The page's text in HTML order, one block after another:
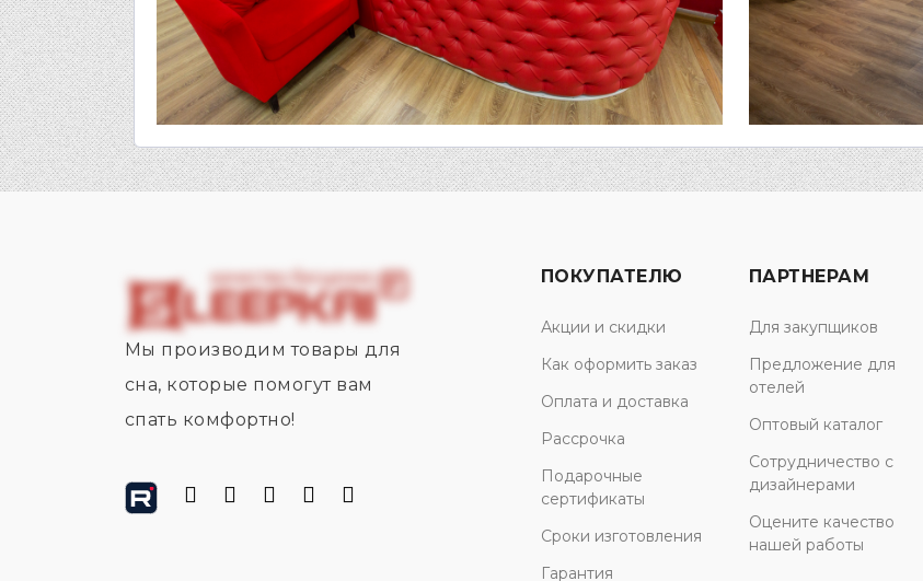
Мы производим товары для
сна, которые помогут вам
спать комфортно!
ПОКУПАТЕЛЮ
Акции и скидки
Как оформить заказ
Оплата и доставка
Рассрочка
Подарочные
сертификаты
Сроки изготовления
Гарантия
ПАРТНЕРАМ
Для закупщиков
Предложение для
отелей
Оптовый каталог
Сотрудничество с
дизайнерами
Оцените качество
нашей работы